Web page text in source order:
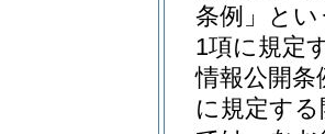
条例」とい
1項に規定
情報公開条
に規定す